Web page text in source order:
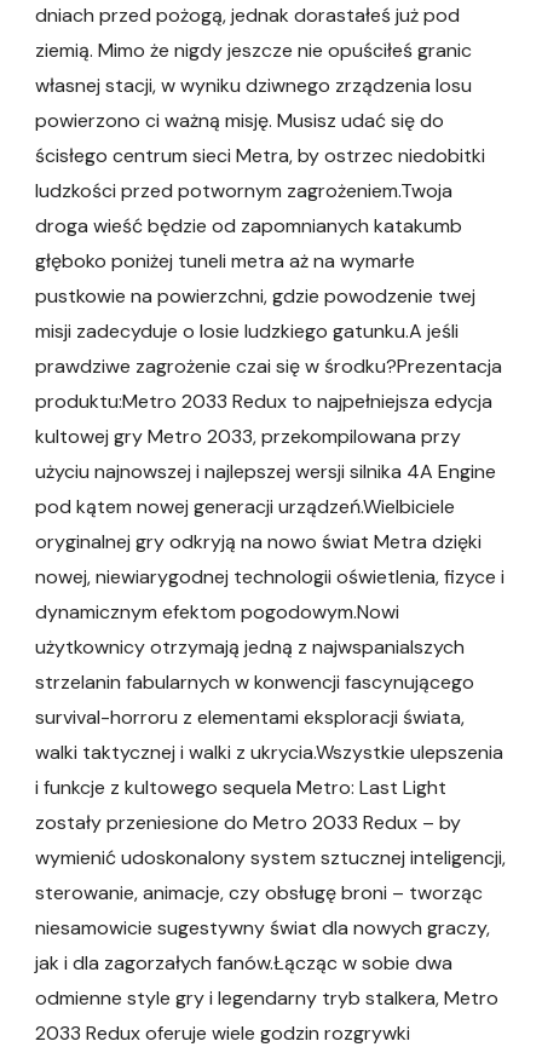
dniach przed pożogą, jednak dorastałeś już pod
ziemią. Mimo że nigdy jeszcze nie opuściłeś granic
własnej stacji, w wyniku dziwnego zrządzenia losu
powierzono ci ważną misję. Musisz udać się do
ścisłego centrum sieci Metra, by ostrzec niedobitki
ludzkości przed potwornym zagrożeniem.Twoja
droga wieść będzie od zapomnianych katakumb
głęboko poniżej tuneli metra aż na wymarłe
pustkowie na powierzchni, gdzie powodzenie twej
misji zadecyduje o losie ludzkiego gatunku.A jeśli
prawdziwe zagrożenie czai się w środku?Prezentacja
produktu:Metro 2033 Redux to najpełniejsza edycja
kultowej gry Metro 2033, przekompilowana przy
użyciu najnowszej i najlepszej wersji silnika 4A Engine
pod kątem nowej generacji urządzeń.Wielbiciele
oryginalnej gry odkryją na nowo świat Metra dzięki
nowej, niewiarygodnej technologii oświetlenia, fizyce i
dynamicznym efektom pogodowym.Nowi
użytkownicy otrzymają jedną z najwspanialszych
strzelanin fabularnych w konwencji fascynującego
survival-horroru z elementami eksploracji świata,
walki taktycznej i walki z ukrycia.Wszystkie ulepszenia
i funkcje z kultowego sequela Metro: Last Light
zostały przeniesione do Metro 2033 Redux – by
wymienić udoskonalony system sztucznej inteligencji,
sterowanie, animacje, czy obsługę broni – tworząc
niesamowicie sugestywny świat dla nowych graczy,
jak i dla zagorzałych fanów.Łącząc w sobie dwa
odmienne style gry i legendarny tryb stalkera, Metro
2033 Redux oferuje wiele godzin rozgrywki